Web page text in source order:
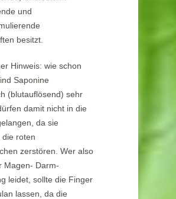
und
besitzt.
Hinweis: wie schon
Saponine
(blutauflösend) sehr
damit nicht in die
da sie
die roten
zerstören. Wer also
Magen- Darm-
leidet, sollte die Finger
lassen, da die